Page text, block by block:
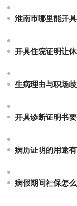
淮南市哪里能开
开具住院证明让
生病理由与职场
开具诊断证明书
病历证明的用途
病假期间社保怎